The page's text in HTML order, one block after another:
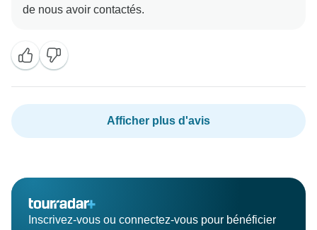
Afficher plus d'avis
Inscrivez-vous ou connectez-vous pour bénéficier